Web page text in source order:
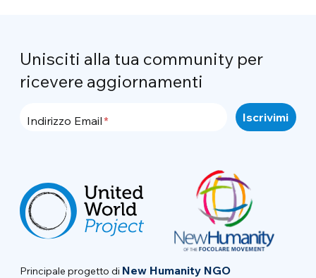
Unisciti alla tua community per
ricevere aggiornamenti
Indirizzo Email
Principale progetto di New Humanity NGO